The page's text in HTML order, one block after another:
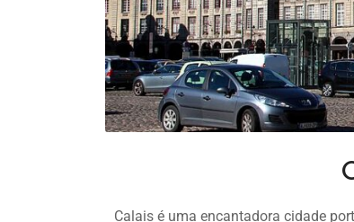
Calais é uma encantadora cidade